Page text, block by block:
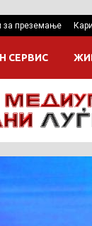
за преземање
СЕРВИС